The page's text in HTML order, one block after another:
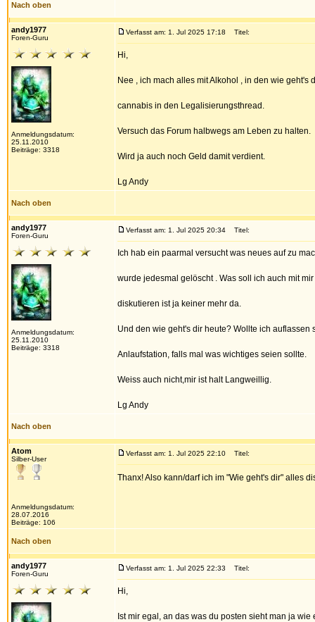
Nach oben
andy1977
Foren-Guru
Anmeldungsdatum:
25.11.2010
Beiträge: 3318
Verfasst am: 1. Jul 2025 17:18 Titel:
Hi,
Nee , ich mach alles mit Alkohol , in den wie geht's
cannabis in den Legalisierungsthread.
Versuch das Forum halbwegs am Leben zu halten.
Wird ja auch noch Geld damit verdient.
Lg Andy
Nach oben
andy1977
Foren-Guru
Anmeldungsdatum:
25.11.2010
Beiträge: 3318
Verfasst am: 1. Jul 2025 20:34 Titel:
Ich hab ein paarmal versucht was neues auf zu
wurde jedesmal gelöscht . Was soll ich auch mit
diskutieren ist ja keiner mehr da.
Und den wie geht's dir heute? Wollte ich auflassen
Anlaufstation, falls mal was wichtiges seien sollte.
Weiss auch nicht,mir ist halt Langweillig.
Lg Andy
Nach oben
Atom
Silber-User
Anmeldungsdatum:
28.07.2016
Beiträge: 106
Verfasst am: 1. Jul 2025 22:10 Titel:
Thanx! Also kann/darf ich im "Wie geht's dir" alles
Nach oben
andy1977
Foren-Guru
Verfasst am: 1. Jul 2025 22:33 Titel:
Hi,
Ist mir egal, an das was du posten sieht man ja wie